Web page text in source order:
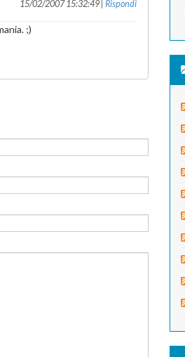
15/02/2007 15:32:49 | Rispondi
;)